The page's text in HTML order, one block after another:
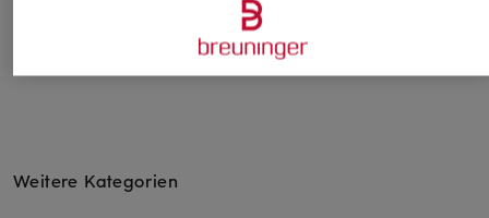
Weitere Kategorien